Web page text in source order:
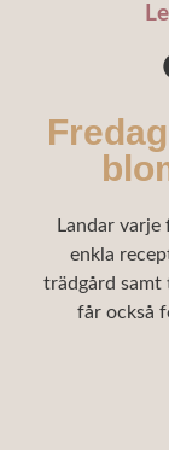
Landar
enkla
trädgård samt
får också